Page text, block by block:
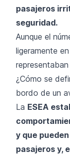
pasajeros
seguridad.
Aunque el
ligeramente
¿Cómo se
bordo de un
La ESEA
y que
pasajeros y,